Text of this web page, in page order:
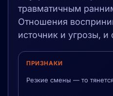
травматичным
Отношения
источник и угрозы, и
ПРИЗНАКИ
Резкие смены — то